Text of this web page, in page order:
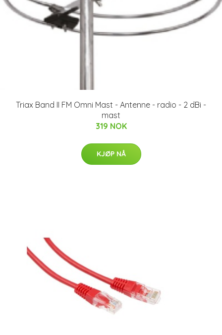
Triax Band II FM Omni Mast - Antenne - radio - 2 dBi -
mast
319 NOK
KJØP NÅ